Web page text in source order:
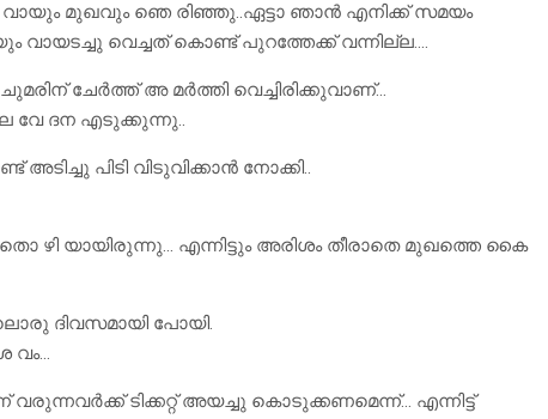
മുഖവും ഞെ രിഞ്ഞു..ഏട്ടാ ഞാൻ എനിക്ക് സമയം
വായടച്ചു വെച്ചത് കൊണ്ട് പുറത്തേക്ക് വന്നില്ല….
ചേർത്ത് അ മർത്തി വെച്ചിരിക്കുവാണ്…
വേ ദന എടുക്കുന്നു..
പിടി വിടുവിക്കാൻ നോക്കി..
യായിരുന്നു… എന്നിട്ടും അരിശം തീരാതെ മുഖത്തെ കൈ
ദിവസമായി പോയി.
വം…
ടിക്കറ്റ് അയച്ചു കൊടുക്കണമെന്ന്… എന്നിട്ട്